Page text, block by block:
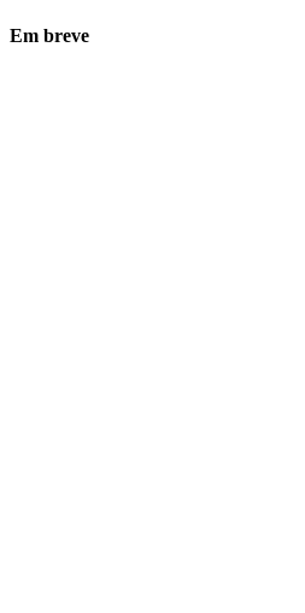
Em breve